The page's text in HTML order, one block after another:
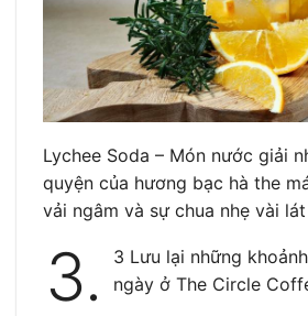
Lychee Soda – Món nước giải
quyện của hương bạc hà the
vải ngâm và sự chua nhẹ vài
3.
3 Lưu lại những
ngày ở The Circle